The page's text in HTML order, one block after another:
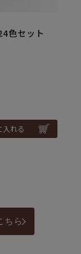
色セット
入れる
ちら